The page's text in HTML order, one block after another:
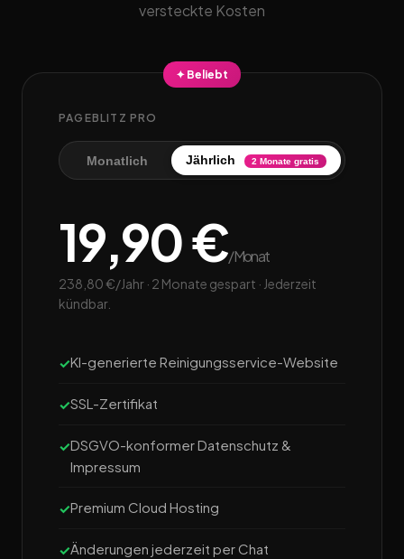
versteckte Kosten
✦ Beliebt
PAGEBLITZ PRO
Monatlich Jährlich 2 Monate gratis
19,90 €/Monat
238,80 €/Jahr · 2 Monate gespart · Jederzeit
kündbar.
KI-generierte Reinigungsservice-Website
SSL-Zertifikat
DSGVO-konformer Datenschutz &
Impressum
Premium Cloud Hosting
Änderungen jederzeit per Chat